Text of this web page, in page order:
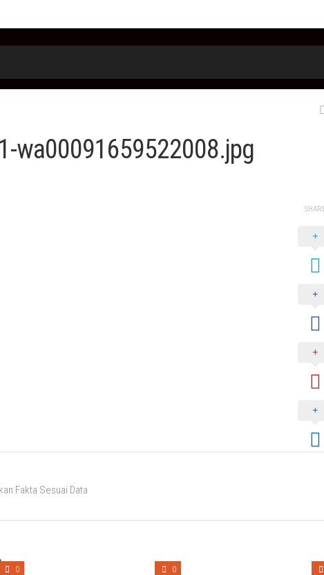
wa00091659522008.jpg
Fakta Sesuai Data
0 0